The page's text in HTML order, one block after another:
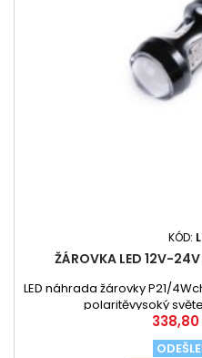
KÓD:
ŽÁROVKA LED 12V-
LED náhrada žárovky P21/
polaritěvysoký
Cena